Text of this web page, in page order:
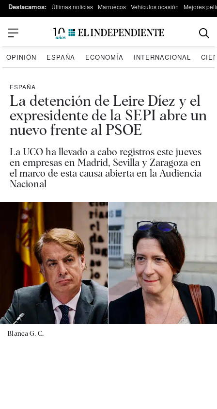
Destacamos: Últimas noticias Marruecos Vehículos ocasión Mejores
OPINIÓN ESPAÑA ECONOMÍA INTERNACIONAL
ESPAÑA
La detención de Leire Díez y el
expresidente de la SEPI abre un
nuevo frente al PSOE
La UCO ha llevado a cabo registros este jueves
en empresas en Madrid, Sevilla y Zaragoza en
el marco de esta causa abierta en la Audiencia
Nacional
Blanca G. C.